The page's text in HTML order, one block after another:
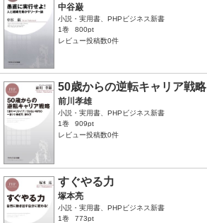
中谷巌
小説・実用書、PHPビジネス新書
1巻
800pt
レビュー投稿数0件
50歳からの逆転キャリア戦略
前川孝雄
小説・実用書、PHPビジネス新書
1巻
909pt
レビュー投稿数0件
すぐやる力
塚本亮
小説・実用書、PHPビジネス新書
1巻
773pt